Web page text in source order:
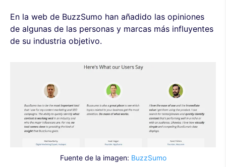
En la web de BuzzSumo han añadido las opiniones
de algunas de las personas y marcas más influyentes
de su industria objetivo.
Fuente de la imagen: BuzzSumo